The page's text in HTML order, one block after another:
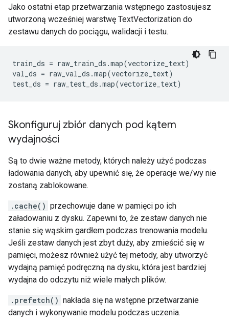
Jako ostatni etap przetwarzania wstępnego zastosujesz
utworzoną wcześniej warstwę TextVectorization do
zestawu danych do pociągu, walidacji i testu.
train_ds = raw_train_ds .map(vectorize_text)
val_ds = raw_val_ds .map(vectorize_text)
test_ds = raw_test_ds .map(vectorize_text)
Skonfiguruj zbiór danych pod kątem
wydajności
Są to dwie ważne metody, których należy użyć podczas
ładowania danych, aby upewnić się, że operacje we/wy nie
zostaną zablokowane.
.cache() przechowuje dane w pamięci po ich
załadowaniu z dysku. Zapewni to, że zestaw danych nie
stanie się wąskim gardłem podczas trenowania modelu.
Jeśli zestaw danych jest zbyt duży, aby zmieścić się w
pamięci, możesz również użyć tej metody, aby utworzyć
wydajną pamięć podręczną na dysku, która jest bardziej
wydajna do odczytu niż wiele małych plików.
.prefetch() nakłada się na wstępne przetwarzanie
danych i wykonywanie modelu podczas uczenia.